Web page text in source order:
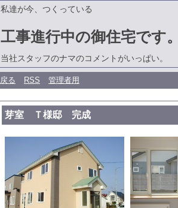
私達が今、つくっている
工事進行中の御住宅です
当社スタッフのナマのコメントがいっぱい。
戻る RSS 管理者用
芽室 Ｔ様邸 完成